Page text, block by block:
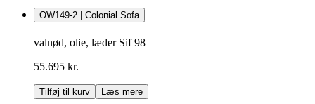
OW149-2 | Colonial Sofa
valnød, olie, læder Sif 98
55.695 kr.
Tilføj til kurv Læs mere